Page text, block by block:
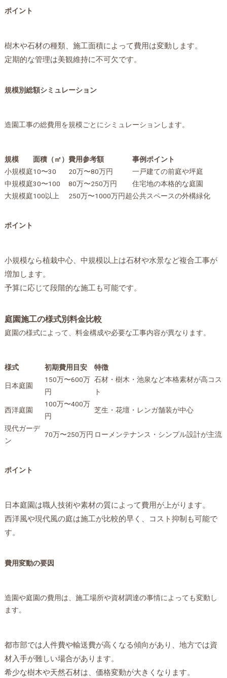
ポイント
樹木や石材の種類、施工面積によって費用は変動します。
定期的な管理は美観維持に不可欠です。
規模別総額シミュレーション
造園工事の総費用を規模ごとにシミュレーションします。
規模 面積（㎡） 費用参考額
事例ポイント
小規模庭10〜30 20万〜80万円
一戸建ての前庭や坪庭
中規模庭30〜100 80万〜250万円
住宅地の本格的な庭園
大規模庭100以上 250万〜1000万円超公共スペースの外構緑化
ポイント
小規模なら植栽中心、中規模以上は石材や水景など複合工事が
増加します。
予算に応じて段階的な施工も可能です。
庭園施工の様式別料金比較
庭園の様式によって、料金構成や必要な工事内容が異なります。
様式 初期費用目安 特徴
日本庭園
150万〜600万
円
石材・樹木・池泉など本格素材が高コス
ト
西洋庭園
100万〜400万
円
芝生・花壇・レンガ舗装が中心
現代ガーデ
ン
70万〜250万円 ローメンテナンス・シンプル設計が主流
ポイント
日本庭園は職人技術や素材の質によって費用が上がります。
西洋風や現代風の庭は施工が比較的早く、コスト抑制も可能で
す。
費用変動の要因
造園や庭園の費用は、施工場所や資材調達の事情によっても変動し
ます。
都市部では人件費や輸送費が高くなる傾向があり、地方では資
材入手が難しい場合があります。
希少な樹木や天然石材は、価格変動が大きくなります。